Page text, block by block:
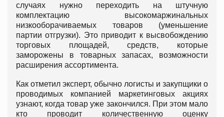
случаях нужно переходить на штучную
комплектацию высокомаржинальных
низкооборачиваемых товаров (уменьшение
партии отгрузки). Это приводит к высвобождению
торговых площадей, средств, которые
заморожены в товарных запасах, возможности
расширения ассортимента.
Как отметил эксперт, обычно логисты и закупщики о
проводимых компанией маркетинговых акциях
узнают, когда товар уже закончился. При этом мало
кто проводит количественную оценку